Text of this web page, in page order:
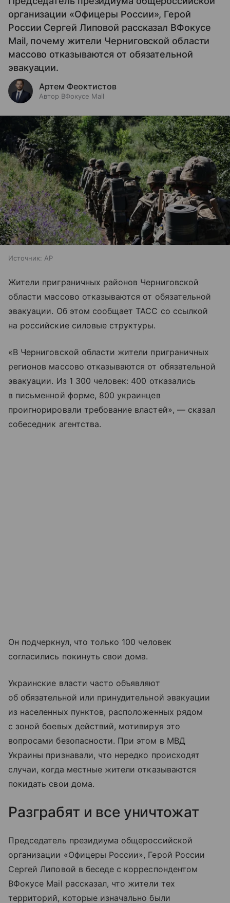
организации «Офицеры России», Герой
России Сергей Липовой рассказал ВФокусе
Mail, почему жители Черниговской области
массово отказываются от обязательной
эвакуации.
Артем Феоктистов
Автор ВФокусе Mail
Источник: AP
Жители приграничных районов Черниговской
области массово отказываются от обязательной
эвакуации. Об этом сообщает ТАСС со ссылкой
на российские силовые структуры.
«В Черниговской области жители приграничных
регионов массово отказываются от обязательной
эвакуации. Из 1 300 человек: 400 отказались
в письменной форме, 800 украинцев
проигнорировали требование властей», — сказал
собеседник агентства.
Он подчеркнул, что только 100 человек
согласились покинуть свои дома.
Украинские власти часто объявляют
об обязательной или принудительной эвакуации
из населенных пунктов, расположенных рядом
с зоной боевых действий, мотивируя это
вопросами безопасности. При этом в МВД
Украины признавали, что нередко происходят
случаи, когда местные жители отказываются
покидать свои дома.
Разграбят и все уничтожат
Председатель президиума общероссийской
организации «Офицеры России», Герой России
Сергей Липовой в беседе с корреспондентом
ВФокусе Mail рассказал, что жители тех
территорий, которые изначально были